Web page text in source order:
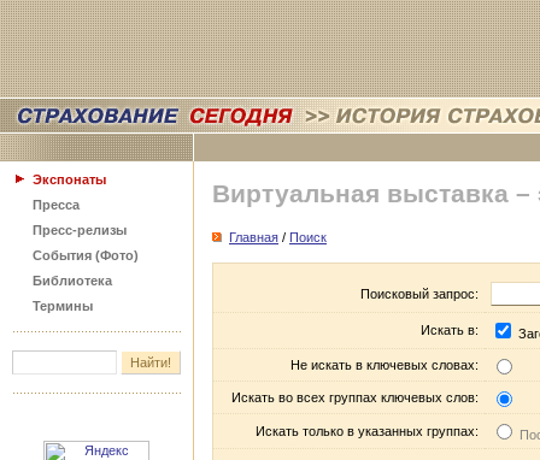
Экспонаты
Пресса
Пресс-релизы
События (Фото)
Библиотека
Термины
Виртуальная выставка –
Главная / Поиск
Поисковый запрос:
Искать в:
Не искать в ключевых словах:
Искать во всех группах ключевых слов:
Искать только в указанных группах: